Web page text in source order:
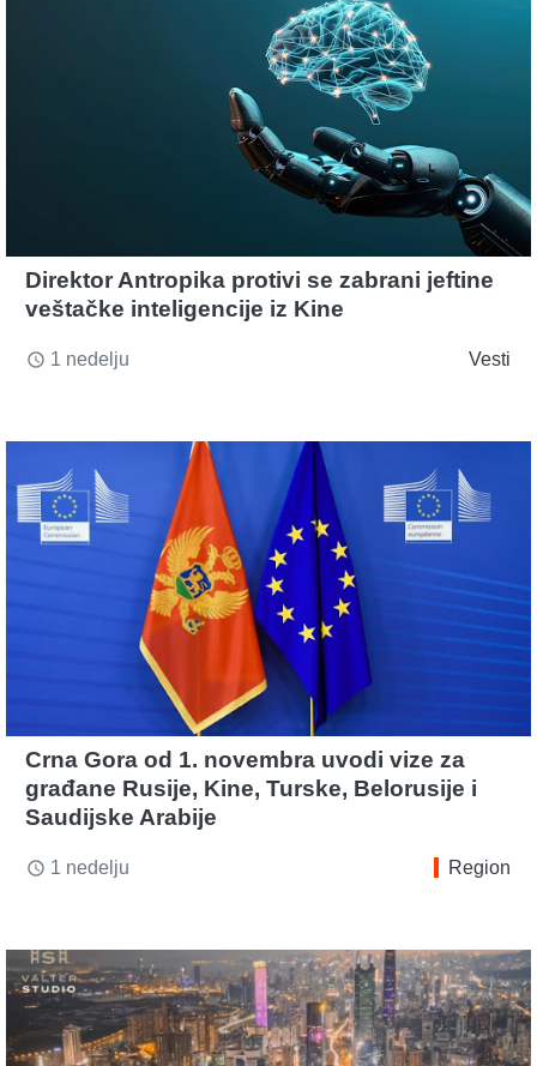
Direktor Antropika protivi se zabrani jeftine
veštačke inteligencije iz Kine
access_time 1 nedelju Vesti
Crna Gora od 1. novembra uvodi vize za
građane Rusije, Kine, Turske, Belorusije i
Saudijske Arabije
access_time 1 nedelju Region